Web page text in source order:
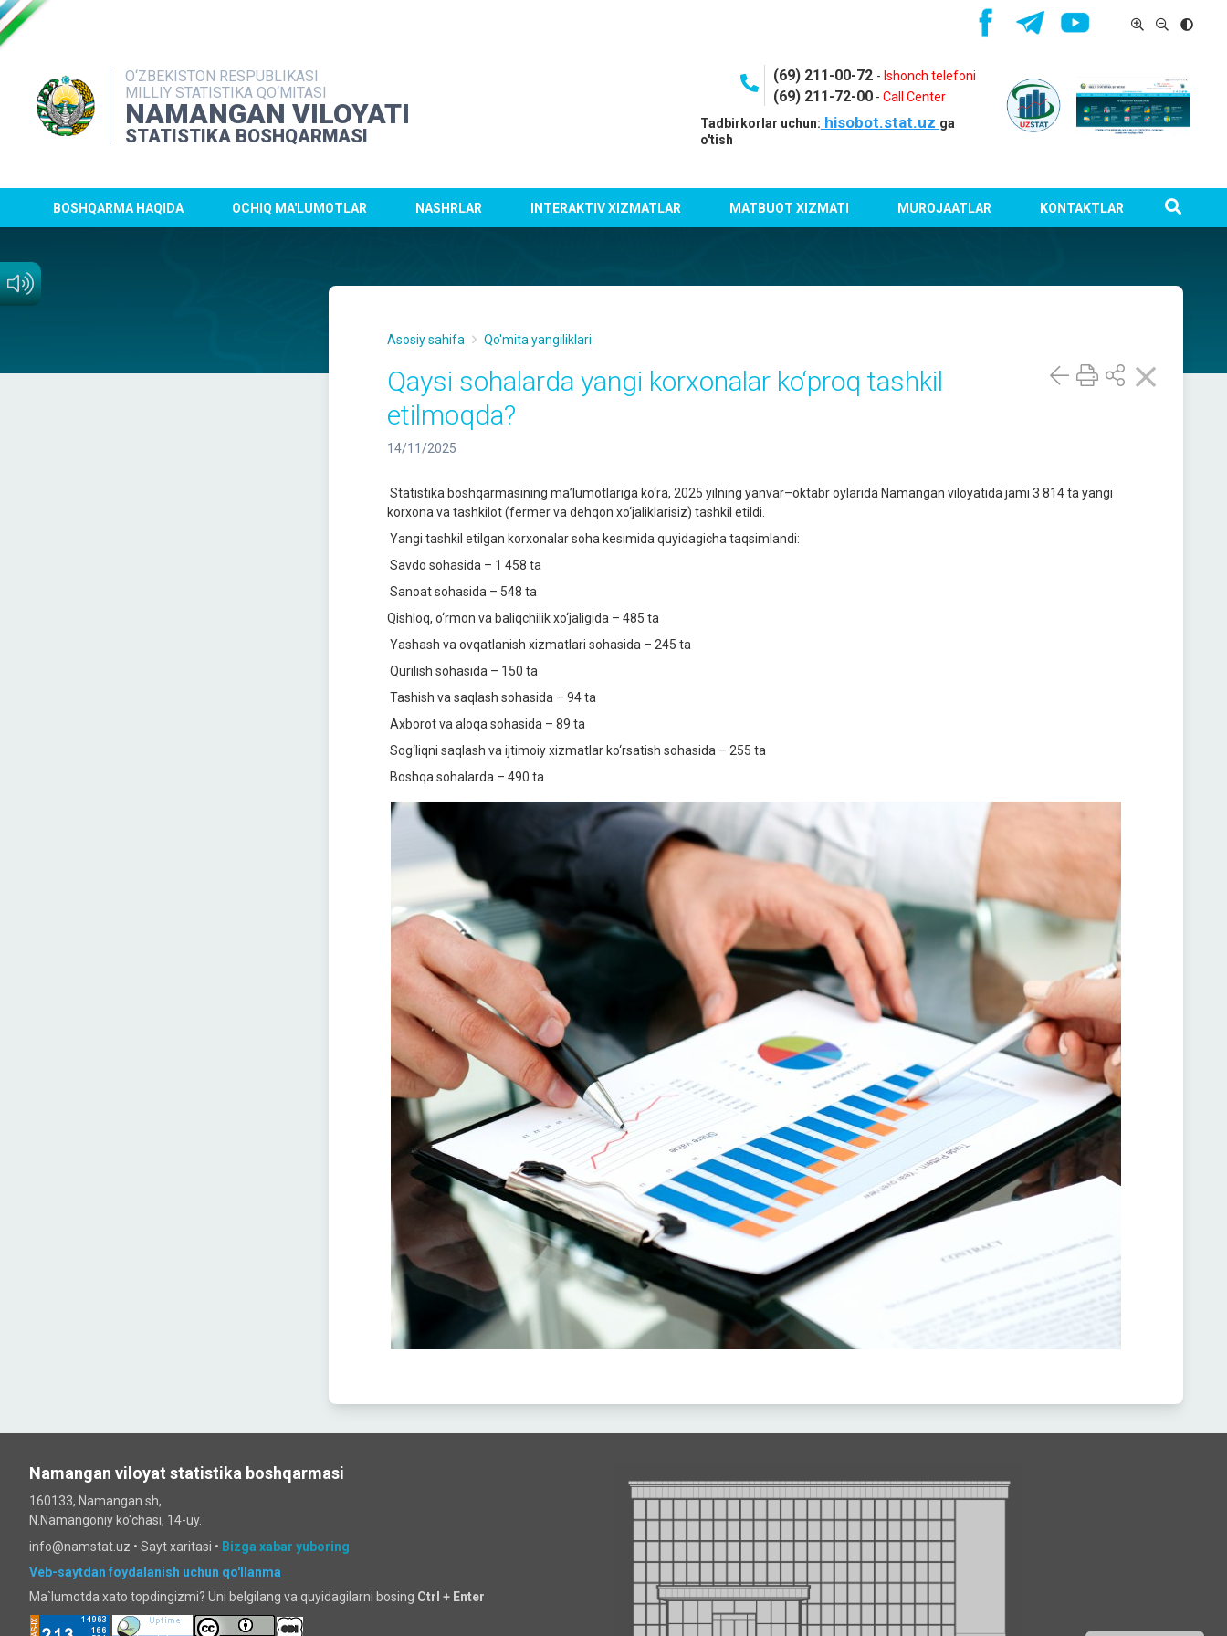
O‘ZBEKISTON RESPUBLIKASI
MILLIY STATISTIKA QO‘MITASI
NAMANGAN VILOYATI
STATISTIKA BOSHQARMASI
(69) 211-00-72 - Ishonch telefoni
(69) 211-72-00- Call Center
Tadbirkorlar uchun: hisobot.stat.uz ga
o'tish
BOSHQARMA HAQIDA OCHIQ MA'LUMOTLAR NASHRLAR INTERAKTIV XIZMATLAR MATBUOT XIZMATI MUROJAATLAR KONTAKTLAR
Asosiy sahifa Qo'mita yangiliklari
Qaysi sohalarda yangi korxonalar ko‘proq tashkil
etilmoqda?
14/11/2025
Statistika boshqarmasining ma’lumotlariga ko‘ra, 2025 yilning yanvar–oktabr oylarida Namangan viloyatida jami 3 814 ta yangi
korxona va tashkilot (fermer va dehqon xo‘jaliklarisiz) tashkil etildi.
Yangi tashkil etilgan korxonalar soha kesimida quyidagicha taqsimlandi:
Savdo sohasida – 1 458 ta
Sanoat sohasida – 548 ta
Qishloq, o‘rmon va baliqchilik xo‘jaligida – 485 ta
Yashash va ovqatlanish xizmatlari sohasida – 245 ta
Qurilish sohasida – 150 ta
Tashish va saqlash sohasida – 94 ta
Axborot va aloqa sohasida – 89 ta
Sog‘liqni saqlash va ijtimoiy xizmatlar ko‘rsatish sohasida – 255 ta
Boshqa sohalarda – 490 ta
Namangan viloyat statistika boshqarmasi
160133, Namangan sh,
N.Namangoniy ko'chasi, 14-uy.
info@namstat.uz • Sayt xaritasi • Bizga xabar yuboring
Veb-saytdan foydalanish uchun qo'llanma
Ma`lumotda xato topdingizmi? Uni belgilang va quyidagilarni bosing Ctrl + Enter